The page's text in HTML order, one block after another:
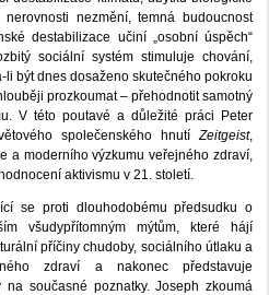
nezmění, temná budoucnost
destabilizace učiní „osobní úspěch“
sociální systém stimuluje chování,
být dnes dosaženo skutečného pokroku
prozkoumat – přehodnotit samotný
V této poutavé a důležité práci Peter
společenského hnutíZeitgeist,
a moderního výzkumu veřejného zdraví,
aktivismu v 21. století.
se proti dlouhodobému předsudku o
všudypřítomným mýtům, které hájí
příčiny chudoby, sociálního útlaku a
zdraví a nakonec představuje
současné poznatky. Joseph zkoumá